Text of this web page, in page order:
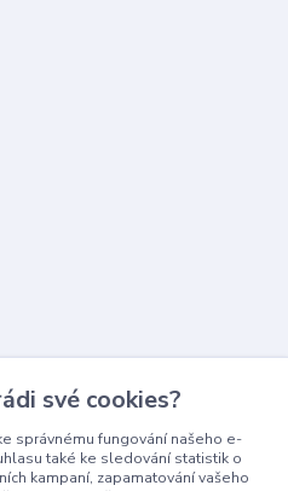
své cookies?
správnému fungování našeho e-
také ke sledování statistik o
kampaní, zapamatování vašeho